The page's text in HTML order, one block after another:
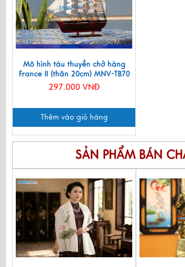
Mô hình tàu thuyền chở hàng
France II (thân 20cm) MNV-TB70
297.000 VNĐ
Thêm vào giỏ hàng
SẢN PHẨM BÁN